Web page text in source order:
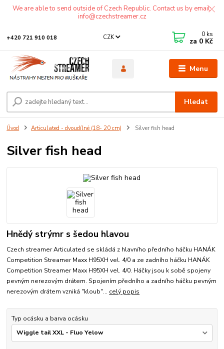
We are able to send outside of Czech Republic. Contact us by email:
info@czechstreamer.cz
Menu
CZK
Hledat
+420 721 910 018 0 ks
za 0 Kč
Úvod Articulated - dvoudílné (18- 20 cm) Silver fish head
Silver fish head
Hnědý strýmr s šedou hlavou
Czech streamer Articulated se skládá z hlavního předního háčku HANÁK
Competition Streamer Maxx H95XH vel. 4/0 a ze zadního háčku HANÁK
Competition Streamer Maxx H95XH vel. 4/0. Háčky jsou k sobě spojeny
pevným nerezovým drátem. Spojením předního a zadního háčku pevným
nerezovým drátem vzniká "kloub"... celý popis
Typ ocásku a barva ocásku